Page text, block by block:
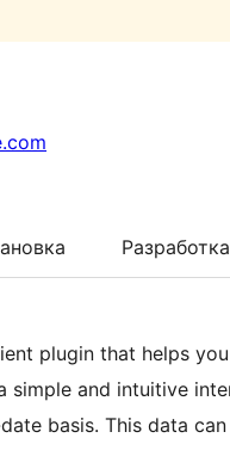
Разработка
plugin that helps
simple and intuitive
basis. This data